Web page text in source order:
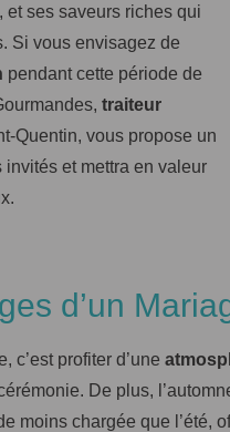
et ses saveurs riches qui
Si vous envisagez de
pendant cette période de
traiteur
Quentin, vous propose un
et mettra en valeur
d’un
c’est profiter d’une
De plus,
moins chargée que l’été,